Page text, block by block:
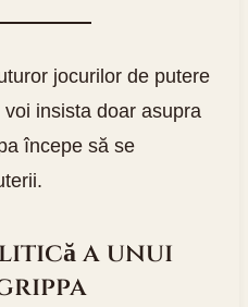
jocurilor de putere
insista doar asupra
începe să se
a unui